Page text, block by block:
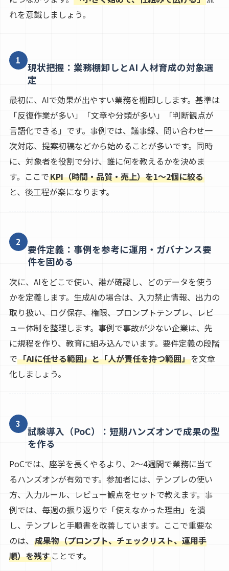
れを意識しましょう。
1
現状把握：業務棚卸しとAI 人材育成の対象選
定
最初に、AIで効果が出やすい業務を棚卸しします。基準は
「反復作業が多い」「文章や分類が多い」「判断観点が
言語化できる」です。事例では、議事録、問い合わせ一
次対応、提案初稿などから始めることが多いです。同時
に、対象者を役割で分け、誰に何を教えるかを決めま
す。ここでKPI（時間・品質・売上）を1〜2個に絞る
と、後工程が楽になります。
2
要件定義：事例を参考に運用・ガバナンス要
件を固める
次に、AIをどこで使い、誰が確認し、どのデータを使う
かを定義します。生成AIの場合は、入力禁止情報、出力の
取り扱い、ログ保存、権限、プロンプトテンプレ、レビ
ュー体制を整理します。事例で事故が少ない企業は、先
に規程を作り、教育に組み込んでいます。要件定義の段階
で「AIに任せる範囲」と「人が責任を持つ範囲」を文章
化しましょう。
3
試験導入（PoC）：短期ハンズオンで成果の型
を作る
PoCでは、座学を長くやるより、2〜4週間で業務に当て
るハンズオンが有効です。参加者には、テンプレの使い
方、入力ルール、レビュー観点をセットで教えます。事
例では、毎週の振り返りで「使えなかった理由」を潰
し、テンプレと手順書を改善しています。ここで重要な
のは、 成果物（プロンプト、チェックリスト、運用手
順）を残すことです。